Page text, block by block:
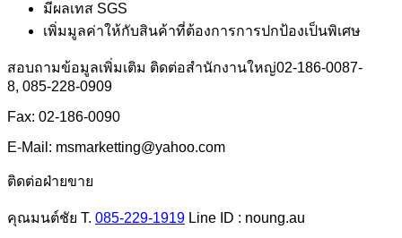
มีผลเทส SGS
เพิ่มมูลค่าให้กับสินค้าที่ต้องการการปกป้องเป็นพิเศษ
สอบถามข้อมูลเพิ่มเติม ติดต่อสำนักงานใหญ่02-186-0087-
8, 085-228-0909
Fax: 02-186-0090
E-Mail: msmarketting@yahoo.com
ติดต่อฝ่ายขาย
คุณมนต์ชัย T. 085-229-1919 Line ID : noung.au